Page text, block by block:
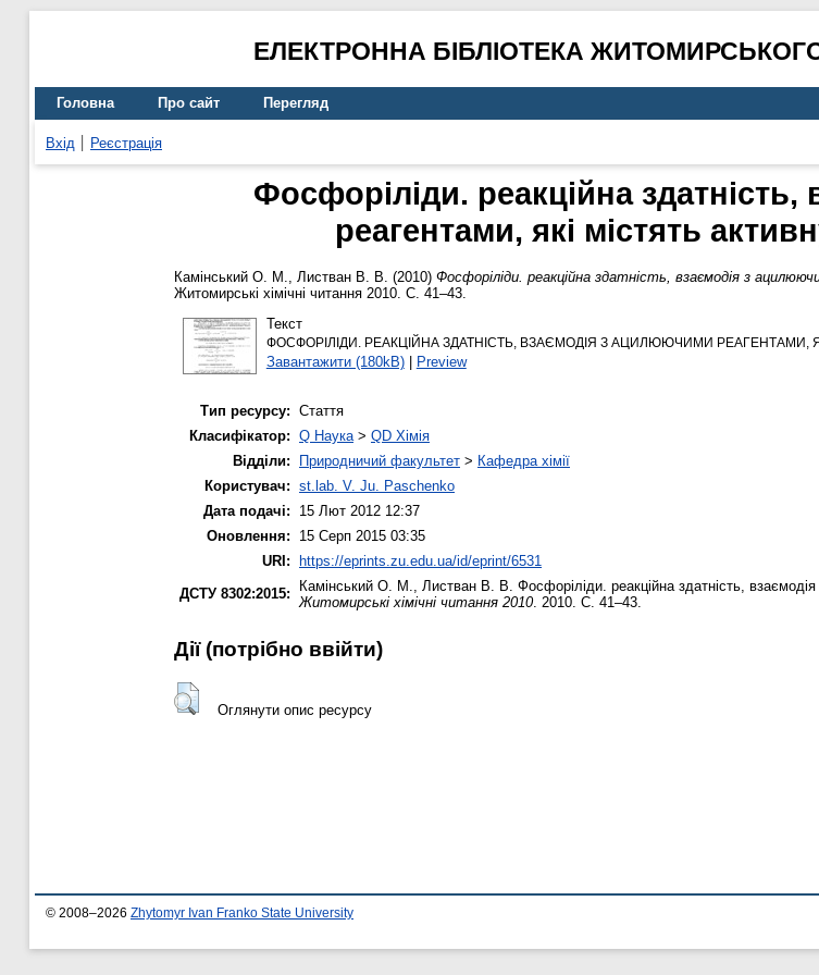
ЕЛЕКТРОННА БІБЛІОТЕКА
Головна Про сайт Перегляд
Вхід Реєстрація
Фосфоріліди. реакційна
реагентами, які містять
Камінський О. М., Листван В. В. (2010) Фосфоріліди. реакційна здатність, взаємодія з
Житомирські хімічні читання 2010. С. 41–43.
Текст
ФОСФОРІЛІДИ. РЕАКЦІЙНА ЗДАТНІСТЬ, ВЗАЄМОДІЯ З АЦИЛЮЮЧИМИ РЕАГЕНТАМИ,
Завантажити (180kB)| Preview
Тип ресурсу: Стаття
Класифікатор: Q Наука> QD Хімія
Відділи:
Природничий факультет > Кафедра хімії
Користувач: st.lab. V. Ju. Paschenko
Дата подачі:
15 Лют 2012 12:37
Оновлення:
15 Серп 2015 03:35
URI:
https://eprints.zu.edu.ua/id/eprint/6531
ДСТУ 8302:2015:
Камінський О. М., Листван В. В. Фосфоріліди. реакційна здатність,
Житомирські хімічні читання 2010. 2010. С. 41–43.
Дії ​​(потрібно ввійти)
Оглянути опис ресурсу
© 2008–2026 Zhytomyr Ivan Franko State University